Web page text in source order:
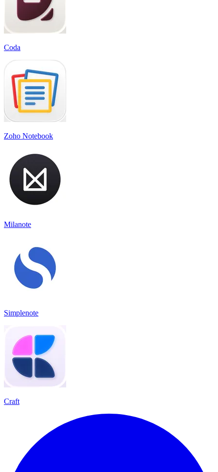
Coda
Zoho Notebook
Milanote
Simplenote
Craft